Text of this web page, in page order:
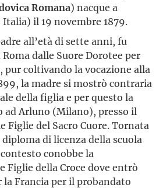
Romana) nacque a
il 19 novembre 1879.
all’età di sette anni, fu
dalle Suore Dorotee per
pur coltivando la vocazione alla
la madre si mostrò contraria
della figlia e per questo la
ad Arluno (Milano), presso il
Figlie del Sacro Cuore. Tornata
di licenza della scuola
conobbe la
Figlie della Croce dove entrò
la Francia per il probandato